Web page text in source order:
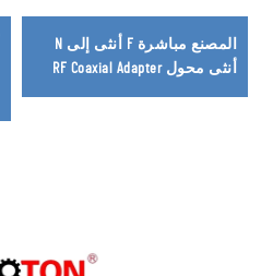
المصنع مباشرة F أنثى إلى N
أنثى محول RF Coaxial Adapter